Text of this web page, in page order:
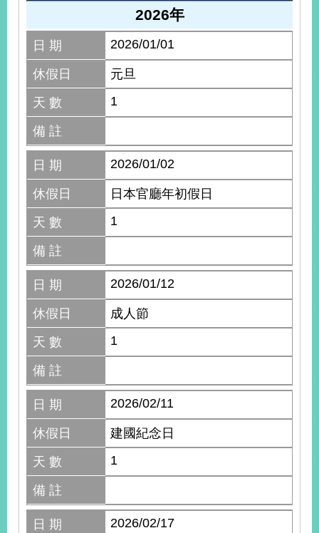
2026年
日 期 2026/01/01
休假日
元旦
天 數
1
備 註
日 期 2026/01/02
休假日
日本官廳年初假日
天 數
1
備 註
日 期 2026/01/12
休假日
成人節
天 數
1
備 註
日 期 2026/02/11
休假日
建國紀念日
天 數
1
備 註
日 期 2026/02/17